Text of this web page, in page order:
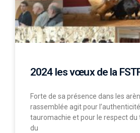
2024 les vœux de la
Forte de sa présence dans les
rassemblée agit pour
tauromachie et pour le respect du
du